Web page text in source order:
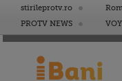
stirileprotv.ro
PROTV NEWS